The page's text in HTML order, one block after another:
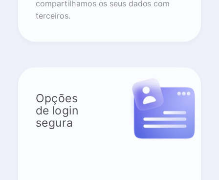
compartilhamos os seus dados com
terceiros.
Opções
de login
segura